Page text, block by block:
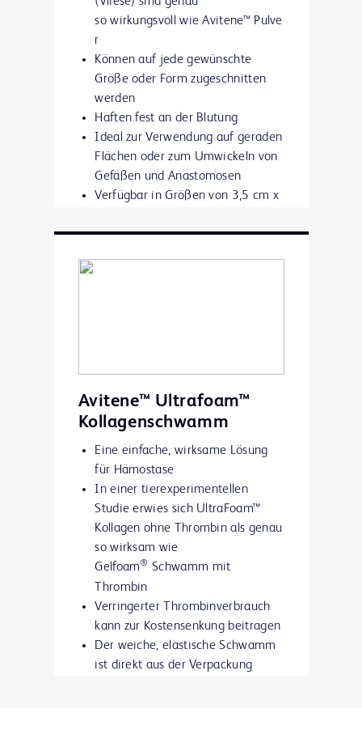
so wirkungsvoll wie Avitene™ Pulve
r
Können auf jede gewünschte
Größe oder Form zugeschnitten
werden
Haften fest an der Blutung
Ideal zur Verwendung auf geraden
Flächen oder zum Umwickeln von
Gefäßen und Anastomosen
Verfügbar in Größen von 3,5 cm x
cm x 7,0 cm
Avitene™ Ultrafoam™
Kollagenschwamm
Eine einfache, wirksame Lösung
für Hämostase
In einer tierexperimentellen
Studie erwies sich UltraFoam™
Kollagen ohne Thrombin als genau
so wirksam wie
Gelfoam® Schwamm mit
Thrombin
Verringerter Thrombinverbrauch
kann zur Kostensenkung beitragen
Der weiche, elastische Schwamm
ist direkt aus der Verpackung